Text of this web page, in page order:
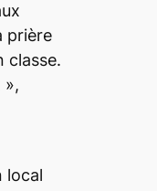
prière
classe.
»,
local